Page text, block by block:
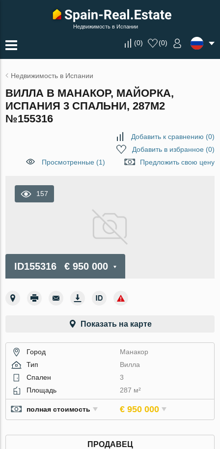
Недвижимость в Испании
(0) (0)
Недвижимость в Испании
ВИЛЛА В МАНАКОР, МАЙОРКА,
ИСПАНИЯ 3 СПАЛЬНИ, 287М2
№155316
Добавить к сравнению (0)
Добавить в избранное(0)
Просмотренные (1)
Предложить свою цену
157
ID155316 € 950 000
Показать на карте
Город
Манакор
Тип
Вилла
Спален
3
Площадь
287 м²
полная стоимость € 950 000
ПРОДАВЕЦ